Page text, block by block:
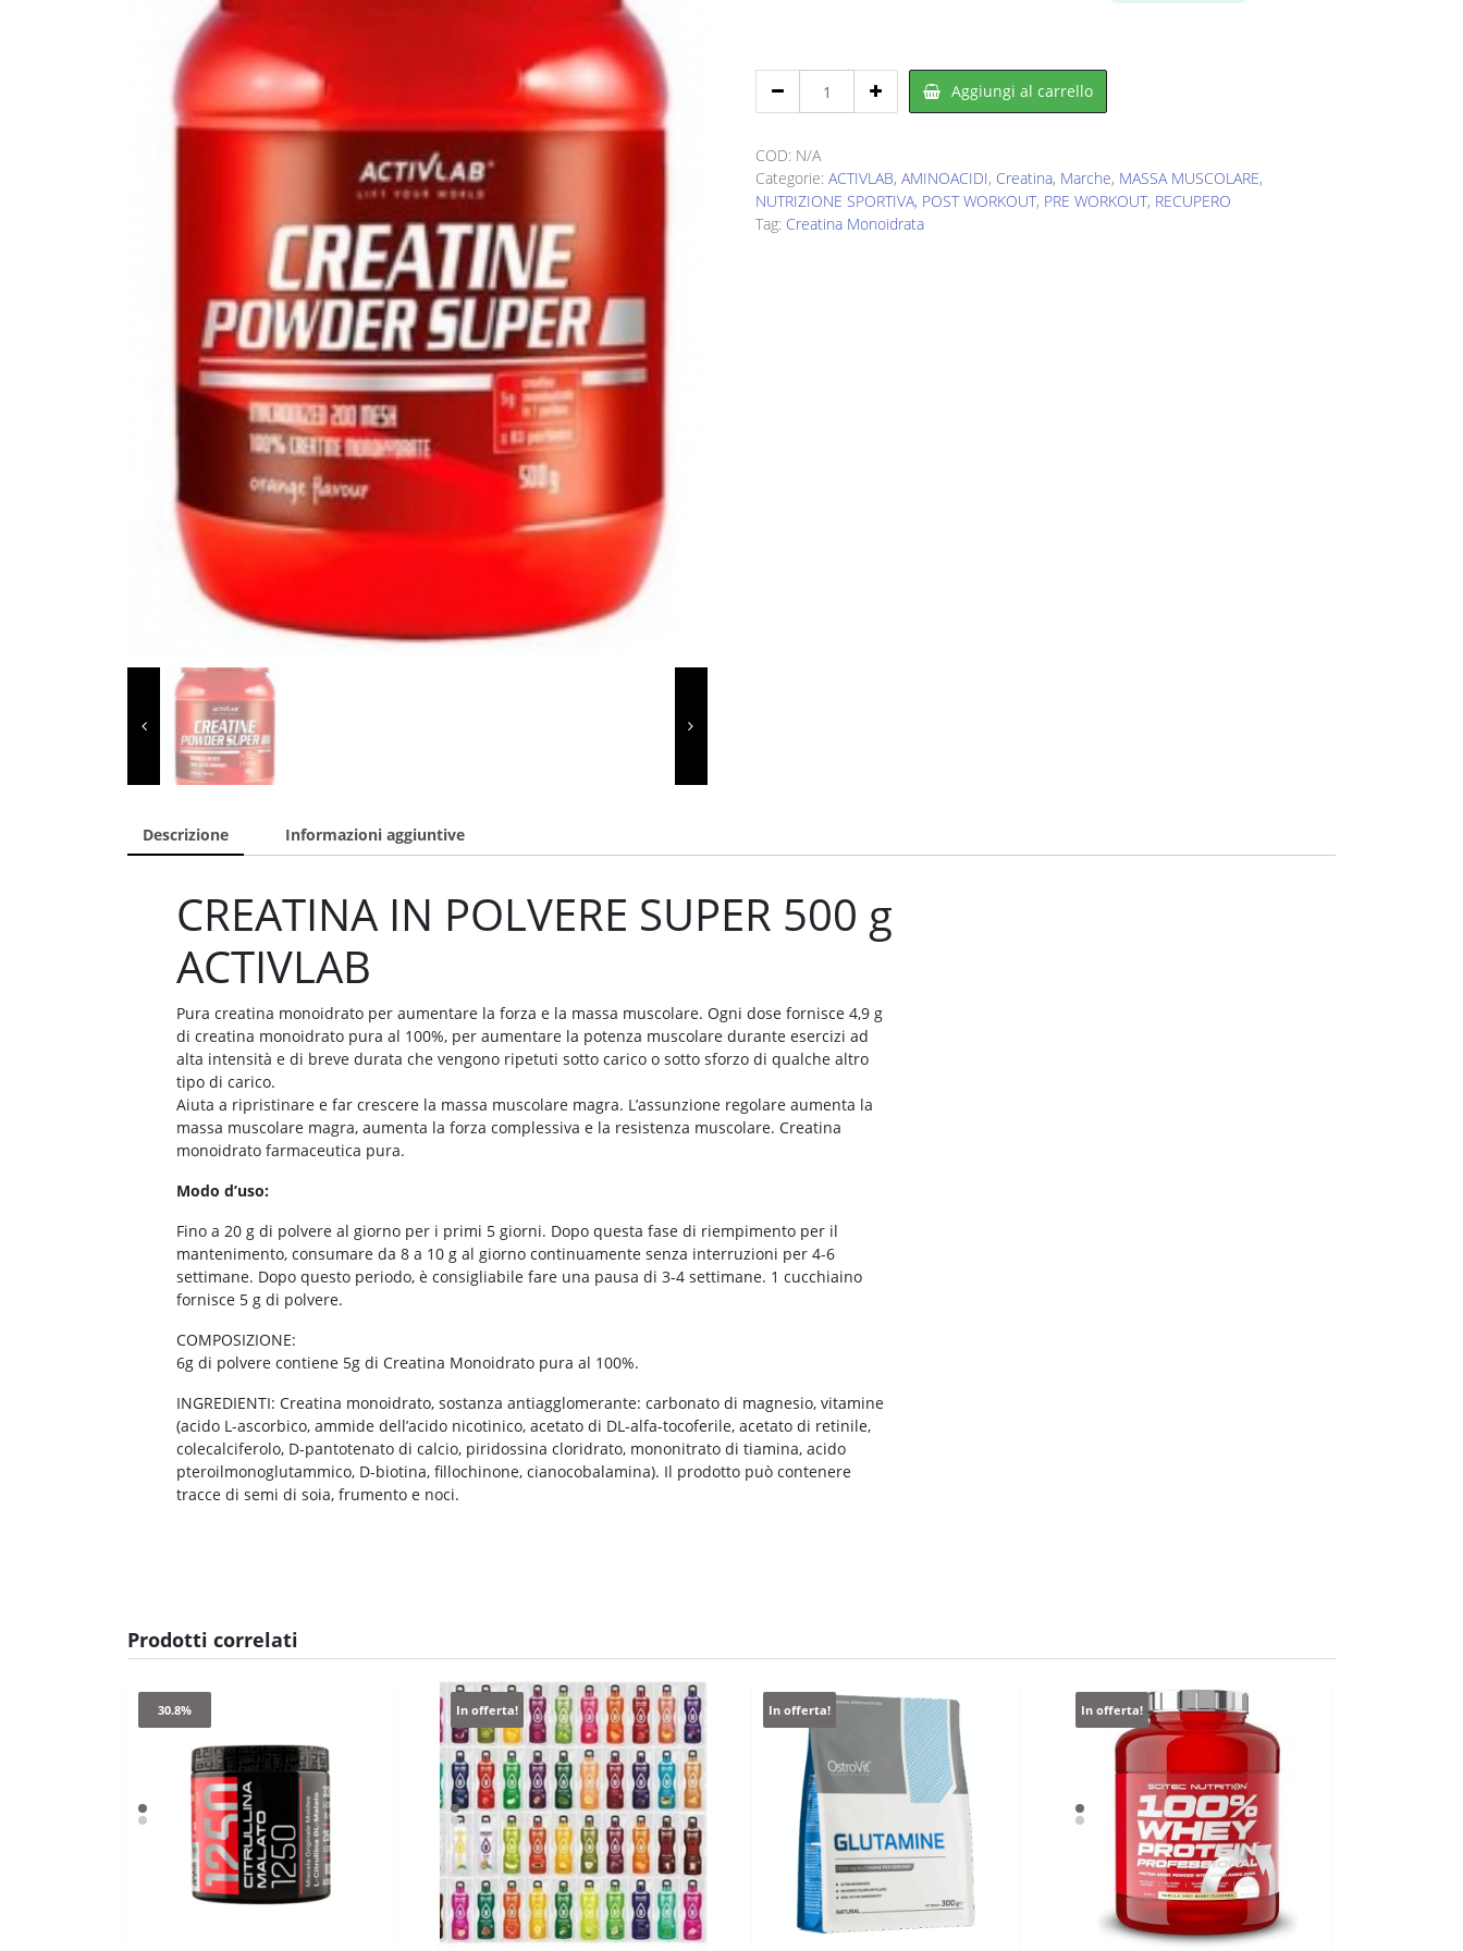
Creatine
Super
500
g
quantity
Aggiungi al carrello
COD: N/A
Categorie:ACTIVLAB,AMINOACIDI, Creatina, Marche, MASSA MUSCOLARE,
NUTRIZIONE SPORTIVA, POST WORKOUT, PRE WORKOUT, RECUPERO
Tag: Creatina Monoidrata
Descrizione Informazioni aggiuntive
CREATINA IN POLVERE SUPER 500 g
ACTIVLAB
Pura creatina monoidrato per aumentare la forza e la massa muscolare. Ogni dose fornisce 4,9 g
di creatina monoidrato pura al 100%, per aumentare la potenza muscolare durante esercizi ad
alta intensità e di breve durata che vengono ripetuti sotto carico o sotto sforzo di qualche altro
tipo di carico.
Aiuta a ripristinare e far crescere la massa muscolare magra. L’assunzione regolare aumenta la
massa muscolare magra, aumenta la forza complessiva e la resistenza muscolare. Creatina
monoidrato farmaceutica pura.
Modo d’uso:
Fino a 20 g di polvere al giorno per i primi 5 giorni. Dopo questa fase di riempimento per il
mantenimento, consumare da 8 a 10 g al giorno continuamente senza interruzioni per 4-6
settimane. Dopo questo periodo, è consigliabile fare una pausa di 3-4 settimane. 1 cucchiaino
fornisce 5 g di polvere.
COMPOSIZIONE:
6g di polvere contiene 5g di Creatina Monoidrato pura al 100%.
INGREDIENTI: Creatina monoidrato, sostanza antiagglomerante: carbonato di magnesio, vitamine
(acido L-ascorbico, ammide dell’acido nicotinico, acetato di DL-alfa-tocoferile, acetato di retinile,
colecalciferolo, D-pantotenato di calcio, piridossina cloridrato, mononitrato di tiamina, acido
pteroilmonoglutammico, D-biotina, fillochinone, cianocobalamina). Il prodotto può contenere
tracce di semi di soia, frumento e noci.
Prodotti correlati
30.8% In offerta! In offerta! In offerta!